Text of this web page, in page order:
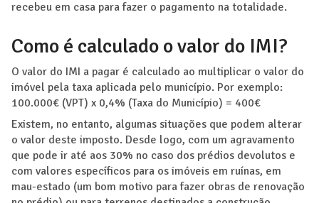
recebeu em casa para fazer o pagamento na totalidade.
Como é calculado o valor do IMI?
O valor do IMI a pagar é calculado ao multiplicar o valor do
imóvel pela taxa aplicada pelo município. Por exemplo:
100.000€ (VPT) x 0,4% (Taxa do Município) = 400€
Existem, no entanto, algumas situações que podem alterar
o valor deste imposto. Desde logo, com um agravamento
que pode ir até aos 30% no caso dos prédios devolutos e
com valores específicos para os imóveis em ruínas, em
mau-estado (um bom motivo para fazer obras de renovação